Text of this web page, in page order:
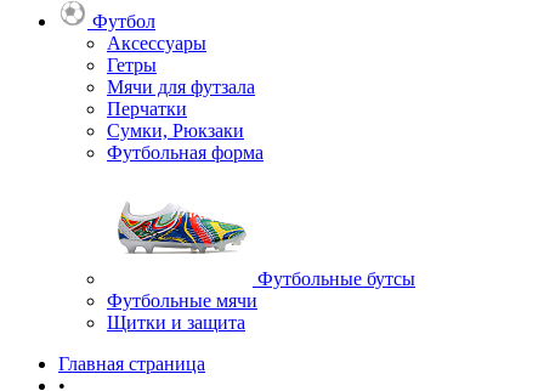
Футбол
Аксессуары
Гетры
Мячи для футзала
Перчатки
Сумки, Рюкзаки
Футбольная форма
Футбольные бутсы
Футбольные мячи
Щитки и защита
Главная страница
•